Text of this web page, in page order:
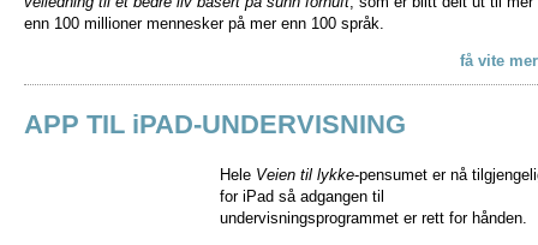
enn 100 millioner mennesker på mer enn 100 språk.
få vite
APP TIL iPAD-UNDERVISNING
Hele Veien til lykke-pensumet er nå
for iPad så adgangen til
undervisningsprogrammet er rett for hånden.